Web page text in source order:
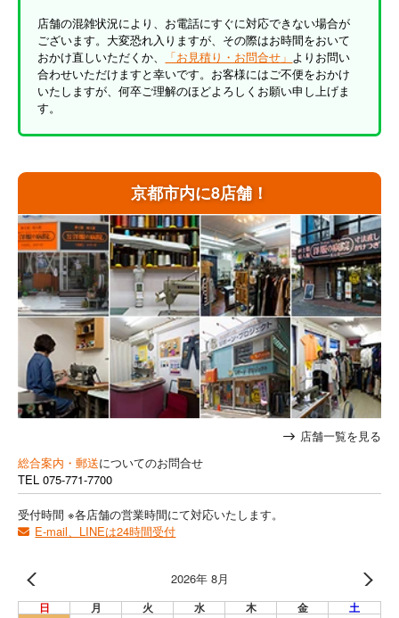
京都市内に8店舗！
店舗一覧を見る
総合案内・郵送についてのお問合せ
TEL 075-771-7700
受付時間 ※各店舗の営業時間にて対応いたします。
E-mail、LINEは24時間受付
2026年 8月
日 月 火 水 木 金 土
店舗の混雑状況により、お電話にすぐに対応できない場合が
ございます。大変恐れ入りますが、その際はお時間をおいて
おかけ直しいただくか、
「お見積り・お問合せ」 よりお問い
合わせいただけますと幸いです。お客様にはご不便をおかけ
いたしますが、何卒ご理解のほどよろしくお願い申し上げま
す。